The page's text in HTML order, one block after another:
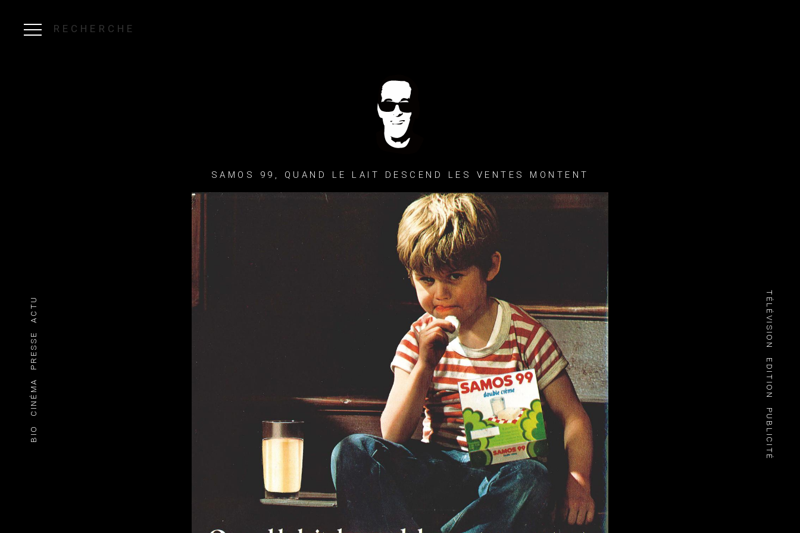
RECHERCHE
TÉLÉVISION
EDITION
PUBLICITÉ
BIO
CINÉMA
PRESSE
ACTU
SAMOS 99, QUAND LE LAIT DESCEND LES VENTES MONTENT